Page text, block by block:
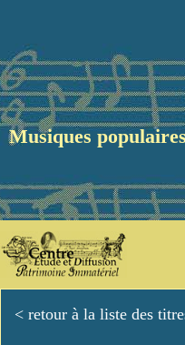
Musiques
< retour à la liste des